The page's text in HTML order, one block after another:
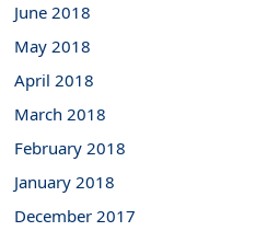
June 2018
May 2018
April 2018
March 2018
February 2018
January 2018
December 2017